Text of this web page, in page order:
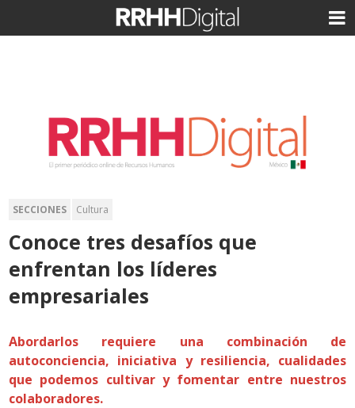
SECCIONES Cultura
Conoce tres desafíos que
enfrentan los líderes
empresariales
Abordarlos requiere una combinación de
autoconciencia, iniciativa y resiliencia, cualidades
que podemos cultivar y fomentar entre nuestros
colaboradores.